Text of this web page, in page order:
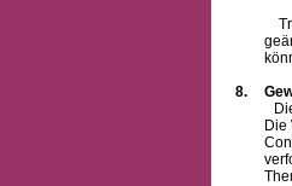
Trotz
8.
Die
Die